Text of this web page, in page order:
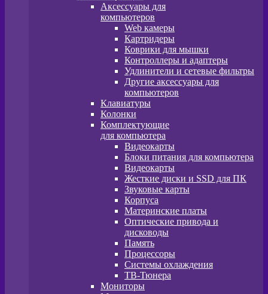
Аксессуары для
компьютеров
Web камеры
Картридеры
Коврики для мышки
Контроллеры и адаптеры
Удлинители и сетевые фильтры
Другие аксессуары для
компьютеров
Клавиатуры
Колонки
Комплектующие
для компьютера
Видеокарты
Блоки питания для компьютера
Видеокарты
Жесткие диски и SSD для ПК
Звуковые карты
Корпуса
Материнские платы
Оптические привода и
дисководы
Память
Процессоры
Системы охлаждения
ТВ-Тюнера
Мониторы